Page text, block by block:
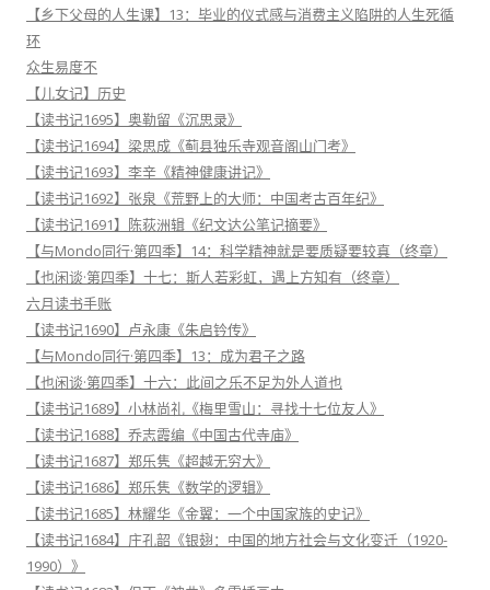
【乡下父母的人生课】13：毕业的仪式感与消费主义陷阱的人生死循
环
众生易度不
【儿女记】历史
【读书记1695】奥勒留《沉思录》
【读书记1694】梁思成《蓟县独乐寺观音阁山门考》
【读书记1693】李辛《精神健康讲记》
【读书记1692】张泉《荒野上的大师：中国考古百年纪》
【读书记1691】陈荻洲辑《纪文达公笔记摘要》
【与Mondo同行·第四季】14：科学精神就是要质疑要较真（终章）
【也闲谈·第四季】十七：斯人若彩虹，遇上方知有（终章）
六月读书手账
【读书记1690】卢永康《朱启钤传》
【与Mondo同行·第四季】13：成为君子之路
【也闲谈·第四季】十六：此间之乐不足为外人道也
【读书记1689】小林尚礼《梅里雪山：寻找十七位友人》
【读书记1688】乔志霞编《中国古代寺庙》
【读书记1687】郑乐隽《超越无穷大》
【读书记1686】郑乐隽《数学的逻辑》
【读书记1685】林耀华《金翼：一个中国家族的史记》
【读书记1684】庄孔韶《银翅：中国的地方社会与文化变迁（1920-
1990）》